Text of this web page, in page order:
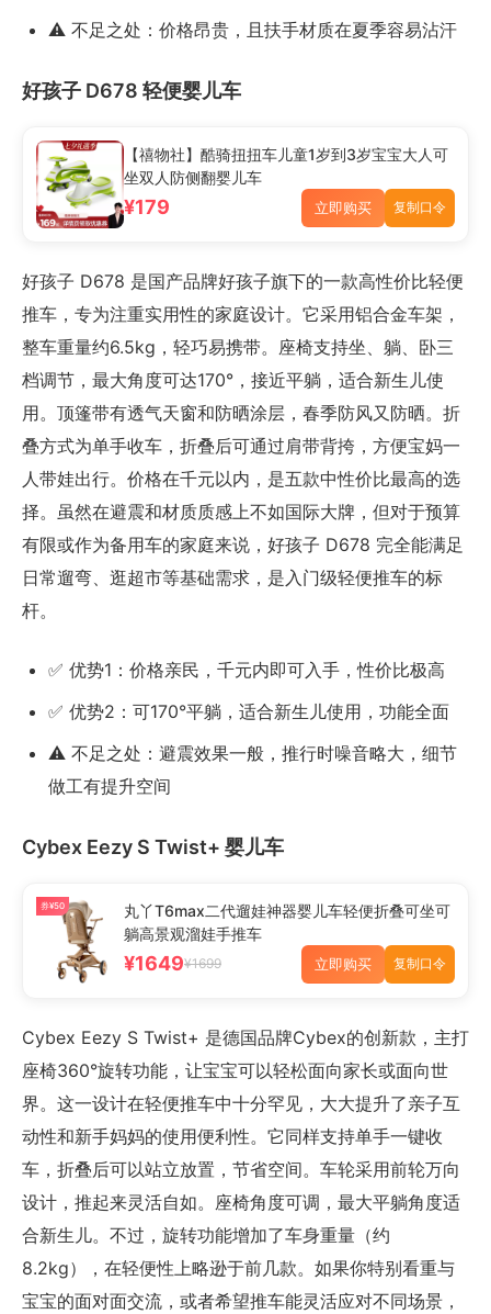
⚠️ 不足之处：价格昂贵，且扶手材质在夏季容易沾汗
好孩子 D678 轻便婴儿车
【禧物社】酷骑扭扭车儿童1岁到3岁宝宝大人可
坐双人防侧翻婴儿车
¥179 立即购买 复制口令
好孩子 D678 是国产品牌好孩子旗下的一款高性价比轻便
推车，专为注重实用性的家庭设计。它采用铝合金车架，
整车重量约6.5kg，轻巧易携带。座椅支持坐、躺、卧三
档调节，最大角度可达170°，接近平躺，适合新生儿使
用。顶篷带有透气天窗和防晒涂层，春季防风又防晒。折
叠方式为单手收车，折叠后可通过肩带背挎，方便宝妈一
人带娃出行。价格在千元以内，是五款中性价比最高的选
择。虽然在避震和材质质感上不如国际大牌，但对于预算
有限或作为备用车的家庭来说，好孩子 D678 完全能满足
日常遛弯、逛超市等基础需求，是入门级轻便推车的标
杆。
✅ 优势1：价格亲民，千元内即可入手，性价比极高
✅ 优势2：可170°平躺，适合新生儿使用，功能全面
⚠️ 不足之处：避震效果一般，推行时噪音略大，细节
做工有提升空间
Cybex Eezy S Twist+ 婴儿车
券¥50
丸丫T6max二代遛娃神器婴儿车轻便折叠可坐可
躺高景观溜娃手推车
¥1649¥1699 立即购买 复制口令
Cybex Eezy S Twist+ 是德国品牌Cybex的创新款，主打
座椅360°旋转功能，让宝宝可以轻松面向家长或面向世
界。这一设计在轻便推车中十分罕见，大大提升了亲子互
动性和新手妈妈的使用便利性。它同样支持单手一键收
车，折叠后可以站立放置，节省空间。车轮采用前轮万向
设计，推起来灵活自如。座椅角度可调，最大平躺角度适
合新生儿。不过，旋转功能增加了车身重量（约
8.2kg），在轻便性上略逊于前几款。如果你特别看重与
宝宝的面对面交流，或者希望推车能灵活应对不同场景，